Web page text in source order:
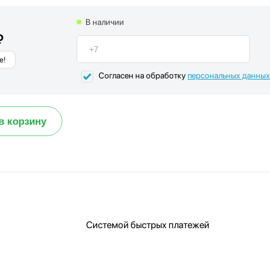
В наличии
Согласен на обработкуперсональных данных
корзину
Системой быстрых платежей